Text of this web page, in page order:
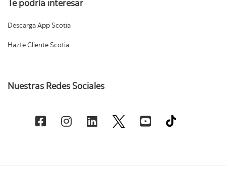
Te podría interesar
Descarga App Scotia
Hazte Cliente Scotia
Nuestras Redes Sociales